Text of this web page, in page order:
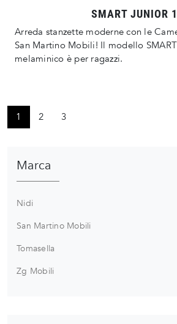
SMART JUNIOR
Arreda stanzette moderne con le
San Martino Mobili! Il modello
melaminico è per ragazzi.
1 2 3
Marca
Nidi
San Martino Mobili
Tomasella
Zg Mobili